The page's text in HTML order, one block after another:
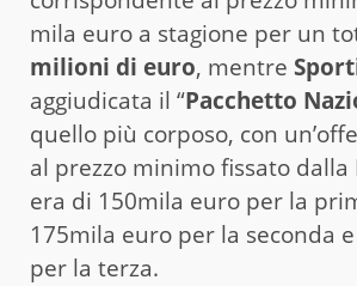
mila euro a stagione per un
milioni di euro, mentre
aggiudicata il “Pacchetto
quello più corposo, con
al prezzo minimo fissato dalla
era di 150mila euro per la
175mila euro per la seconda
per la terza.